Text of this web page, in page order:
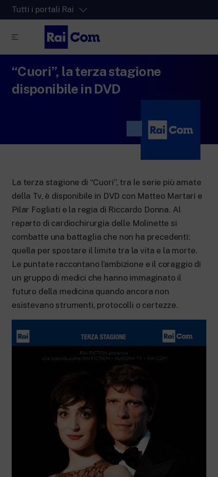
Tutti i portali Rai
La piattaforma di streaming video per tutti.
RaiPlay
Lo spazio sicuro ricco di cartoni animati
New 24 ore su 24: attualità, ultime notizie
e aggiornamenti.
RaiNews
Le redazioni regionali di RaiNews.
Rai TgR
Letteratura, Storia e molto altro.
Per le scuole secondarie di I e II grado,
l’Università, i Docenti e l’istruzione degli
Rai Scuola
“Cuori”, la terza stagione
disponibile in DVD
La terza stagione di “Cuori”, tra le serie più amate
della Tv, è disponibile in DVD con Matteo Martari e
Pilar Fogliati e la regia di Riccardo Donna. Al
reparto di cardiochirurgia delle Molinette si
combatte una battaglia che non ha precedenti:
quella per spostare il limite tra la vita e la morte.
Le puntate raccontano l’ambizione e il coraggio di
un gruppo di medici che hanno immaginato il
futuro della medicina quando ancora non
esistevano strumenti, protocolli o certezze.